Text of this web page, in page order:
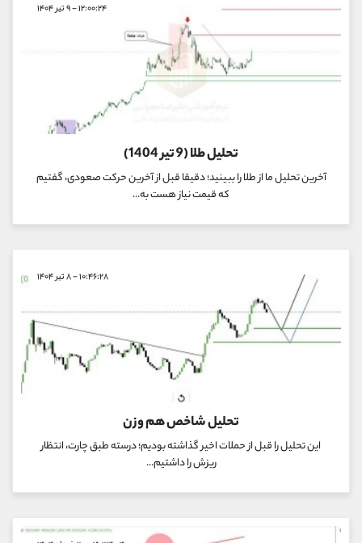
۱۲:۰۰:۲۴ - ۹ تیر ۱۴۰۴
تحلیل طلا (9 تیر 1404)
آخرین تحلیل ما از طلا را ببینید؛ دقیقا قبل از آخرین حرکت صعودی، گفتیم
که قیمت نیاز هست به...
۱۰:۴۶:۲۸ - ۸ تیر ۱۴۰۴
تحلیل شاخص هم وزن
این تحلیل را قبل از حملات اخیر گذاشته بودیم؛ درسته طبق چارت، انتظار
ریزش را داشتیم...